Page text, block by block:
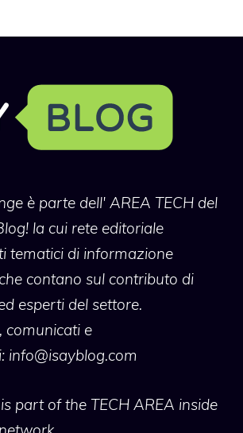
è parte dell' AREA TECH del
la cui rete editoriale
tematici di informazione
contano sul contributo di
esperti del settore.
comunicati e
info@isayblog.com
is part of the TECH AREA inside